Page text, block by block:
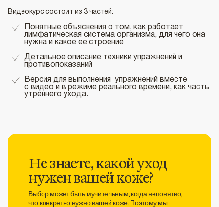
Видеокурс состоит из 3 частей:
Понятные объяснения о том, как работает
лимфатическая система организма, для чего она
нужна и какое ее строение
Детальное описание техники упражнений и
противопоказаний
Версия для выполнения упражнений вместе
с видео и в режиме реального времени, как часть
утреннего ухода.
Не знаете, какой уход
нужен вашей коже?
Выбор может быть мучительным, когда непонятно,
что конкретно нужно вашей коже. Поэтому мы